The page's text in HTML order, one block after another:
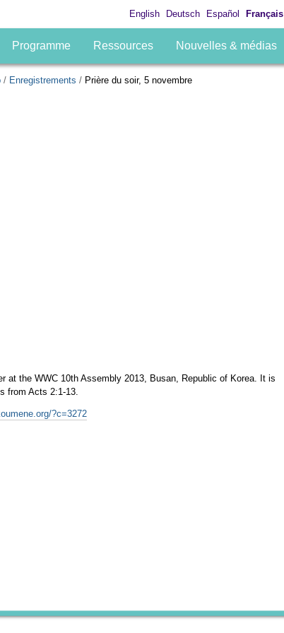
English Deutsch Español Français
Programme Ressources Nouvelles & médias
/ Enregistrements / Prière du soir, 5 novembre
at the WWC 10th Assembly 2013, Busan, Republic of Korea. It is
from Acts 2:1-13.
?c=3272